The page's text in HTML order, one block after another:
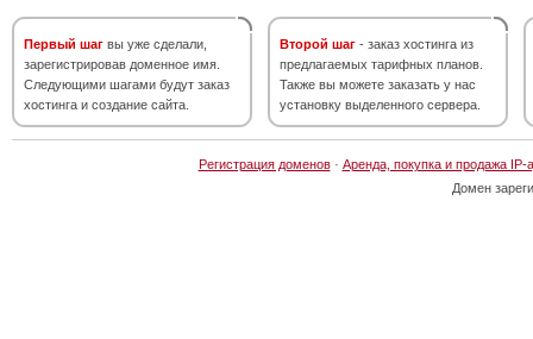
Первый шаг вы уже сделали,
зарегистрировав доменное имя.
Следующими шагами будут заказ
хостинга и создание сайта.
Второй шаг - заказ хостинга из
предлагаемых тарифных планов.
Также вы можете заказать у нас
установку выделенного сервера.
Регистрация доменов· Аренда, покупка и продажа IP-
Домен